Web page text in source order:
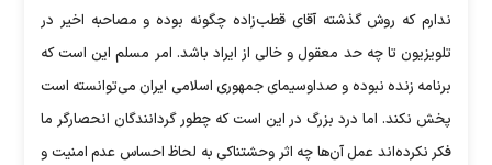
ندارم که روش گذشته آقای قطب‌زاده چگونه بوده و مصاحبه اخیر در
تلویزیون تا چه حد معقول و خالی از ایراد باشد. امر مسلم این است که
برنامه زنده نبوده و صداوسیمای جمهوری اسلامی ایران می‌توانسته است
پخش نکند. اما درد بزرگ در این است که چطور گردانندگان انحصارگر ما
فکر نکرده‌اند عمل آن‌ها چه اثر وحشتناکی به لحاظ احساس عدم امنیت و